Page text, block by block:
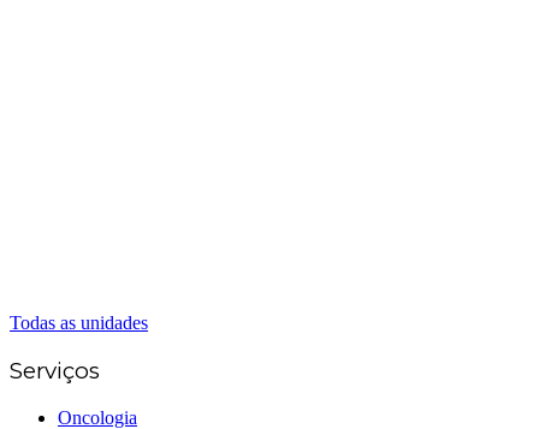
Todas as unidades
Serviços
Oncologia